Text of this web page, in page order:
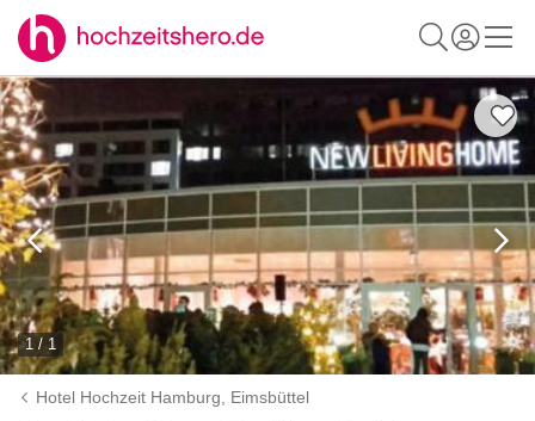
1 / 1
Hotel Hochzeit Hamburg, Eimsbüttel